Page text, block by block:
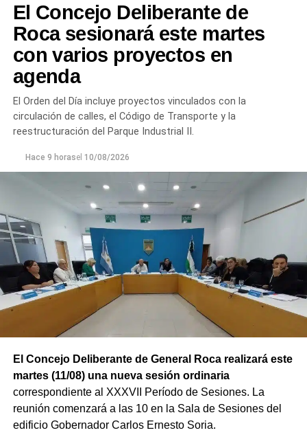
El Concejo Deliberante de
Roca sesionará este martes
con varios proyectos en
agenda
El Orden del Día incluye proyectos vinculados con la
circulación de calles, el Código de Transporte y la
reestructuración del Parque Industrial II.
Hace 9 horasel 10/08/2026
El Concejo Deliberante de General Roca realizará este
martes (11/08) una nueva sesión ordinaria
correspondiente al XXXVII Período de Sesiones. La
reunión comenzará a las 10 en la Sala de Sesiones del
edificio Gobernador Carlos Ernesto Soria.